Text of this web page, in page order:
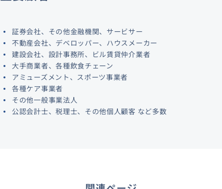
証券会社、その他金融機関、サービサー
不動産会社、デベロッパー、ハウスメーカー
建設会社、設計事務所、ビル賃貸仲介業者
大手商業者、各種飲食チェーン
アミューズメント、スポーツ事業者
各種ケア事業者
その他一般事業法人
公認会計士、税理士、その他個人顧客 など多数